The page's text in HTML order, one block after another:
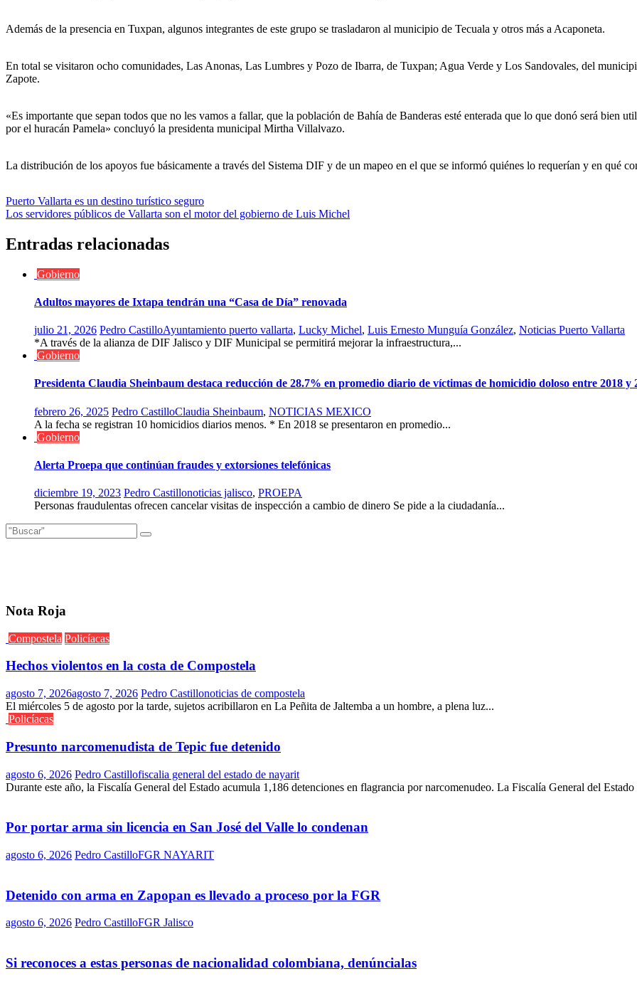
Además de la presencia en Tuxpan, algunos integrantes de este grupo se trasladaron al municipio de Tecuala y otros más a Acaponeta.
En total se visitaron ocho comunidades, Las Anonas, Las Lumbres y Pozo de Ibarra, de Tuxpan; Agua Verde y Los Sandovales, del
Zapote.
«Es importante que sepan todos que no les vamos a fallar, que la población de Bahía de Banderas esté enterada que lo que donó será bien
por el huracán Pamela» concluyó la presidenta municipal Mirtha Villalvazo.
La distribución de los apoyos fue básicamente a través del Sistema DIF y de un mapeo en el que se informó quiénes lo requerían y en qué
Navegación
de
entradas
Puerto Vallarta es un destino turístico seguro
Los servidores públicos de Vallarta son el motor del gobierno de Luis Michel
Entradas relacionadas
Gobierno
Adultos mayores de Ixtapa tendrán una “Casa de Día” renovada
julio 21, 2026 Pedro CastilloAyuntamiento puerto vallarta, Lucky Michel, Luis Ernesto Munguía González, Noticias Puerto Vallarta
*A través de la alianza de DIF Jalisco y DIF Municipal se permitirá mejorar la infraestructura,...
Gobierno
Presidenta Claudia Sheinbaum destaca reducción de 28.7% en promedio diario de víctimas de homicidio doloso entre 2018 y
febrero 26, 2025 Pedro CastilloClaudia Sheinbaum, NOTICIAS MEXICO
A la fecha se registran 10 homicidios diarios menos. * En 2018 se presentaron en promedio...
Gobierno
Alerta Proepa que continúan fraudes y extorsiones telefónicas
diciembre 19, 2023 Pedro Castillonoticias jalisco, PROEPA
Personas fraudulentas ofrecen cancelar visitas de inspección a cambio de dinero Se pide a la ciudadanía...
Nota Roja
Compostela Policíacas
Hechos violentos en la costa de Compostela
agosto 7, 2026agosto 7, 2026 Pedro Castillonoticias de compostela
El miércoles 5 de agosto por la tarde, sujetos acribillaron en La Peñita de Jaltemba a un hombre, a plena luz...
Policíacas
Presunto narcomenudista de Tepic fue detenido
agosto 6, 2026 Pedro Castillofiscalia general del estado de nayarit
Durante este año, la Fiscalía General del Estado acumula 1,186 detenciones en flagrancia por narcomenudeo. La Fiscalía General del Estado
Por portar arma sin licencia en San José del Valle lo condenan
agosto 6, 2026 Pedro CastilloFGR NAYARIT
Detenido con arma en Zapopan es llevado a proceso por la FGR
agosto 6, 2026 Pedro CastilloFGR Jalisco
Si reconoces a estas personas de nacionalidad colombiana, denúncialas